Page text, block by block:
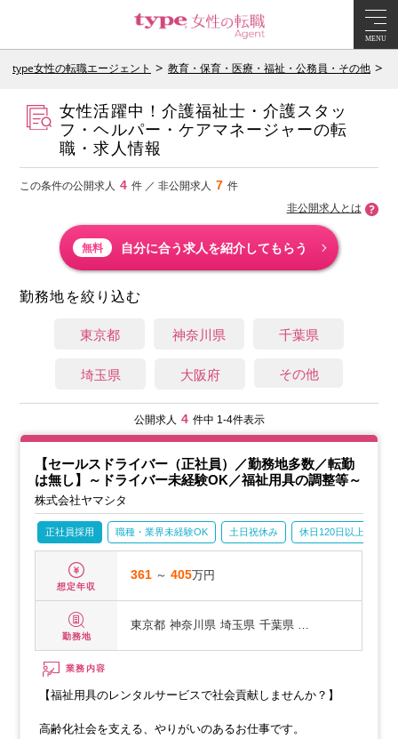
MENU
type女性の転職エージェント 教育・保育・医療・福祉・公務員・その他
女性活躍中！介護福祉士・介護スタッ
フ・ヘルパー・ケアマネージャーの転
職・求人情報
この条件の公開求人 4 件 ／ 非公開求人 7 件
非公開求人とは
無料 自分に合う求人を紹介してもらう
勤務地を絞り込む
東京都 神奈川県 千葉県
埼玉県 大阪府 その他
公開求人 4 件中 1-4件表示
【セールスドライバー（正社員）／勤務地多数／転勤
は無し】～ドライバー未経験OK／福祉用具の調整等～
株式会社ヤマシタ
正社員採用 職種・業界未経験OK 土日祝休み 休日120日以上
想定年収
361 ～405万円
勤務地
東京都 神奈川県 埼玉県 千葉県 …
業務内容
【福祉用具のレンタルサービスで社会貢献しませんか？】
高齢化社会を支える、やりがいのあるお仕事です。